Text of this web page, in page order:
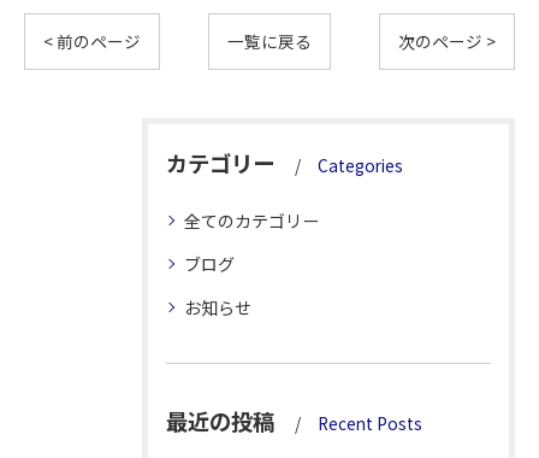
< 前のページ 一覧に戻る 次のページ >
カテゴリー Categories
全てのカテゴリー
ブログ
お知らせ
最近の投稿 Recent Posts